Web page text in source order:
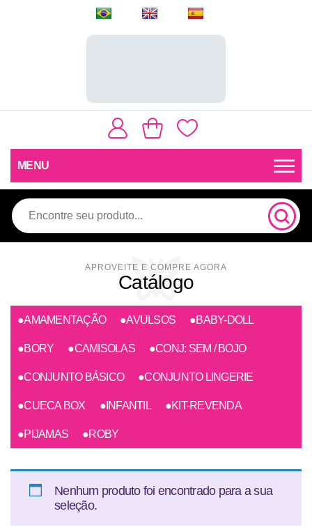
MENU
Catálogo
●AMAMENTAÇÃO ●AVULSOS ●BABY-DOLL
●BORY ●CAMISOLAS ●CONJ: SEM / BOJO
●CONJUNTO BÁSICO ●CONJUNTO LINGERIE
●CUECA BOX ●INFANTIL ●KIT-REVENDA
●PIJAMAS ●ROBY
Nenhum produto foi encontrado para a sua
seleção.